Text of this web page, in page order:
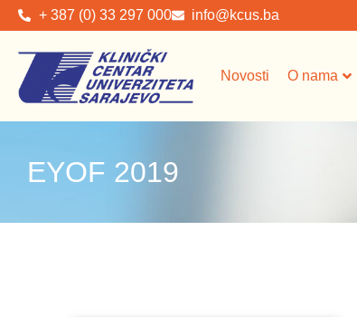
+ 387 (0) 33 297 000 info@kcus.ba
Novosti O nama
EYOF 2019